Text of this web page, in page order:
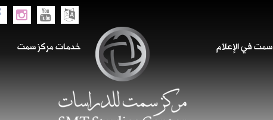
سمت في الإعلام خدمات مركز سمت